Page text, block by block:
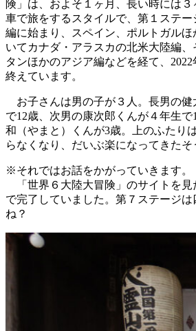
険」は、およそ１ヶ月、長い時には
車で旅をするスタイルで、第１ステ
編に始まり、スペイン、ポルトガル
いてカナダ・アラスカの北米大陸編
タンほかのアジア編などを経て、
終えています。
お子さんは男の子が３人。長男の健
で12歳、次男の康次郎くんが４年生
和（やまと）くんが3歳。上のふたり
らなくなり、だいぶ楽になってきたそ
※それではお話をかがっていきます。
「世界６大陸大冒険」のサイトを見
で完了していました。第７ステージは
ね？